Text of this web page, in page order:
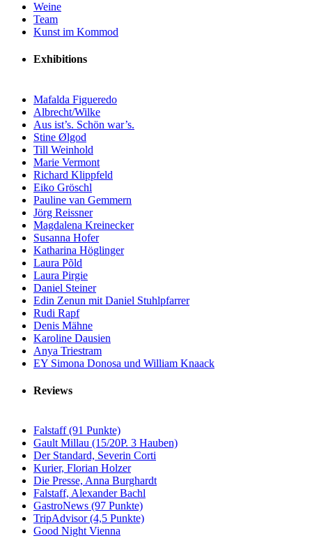
Weine
Team
Kunst im Kommod
Exhibitions
Mafalda Figueredo
Albrecht/Wilke
Aus ist’s. Schön war’s.
Stine Ølgod
Till Weinhold
Marie Vermont
Richard Klippfeld
Eiko Gröschl
Pauline van Gemmern
Jörg Reissner
Magdalena Kreinecker
Susanna Hofer
Katharina Höglinger
Laura Põld
Laura Pirgie
Daniel Steiner
Edin Zenun mit Daniel Stuhlpfarrer
Rudi Rapf
Denis Mähne
Karoline Dausien
Anya Triestram
EY Simona Donosa und William Knaack
Reviews
Falstaff (91 Punkte)
Gault Millau (15/20P. 3 Hauben)
Der Standard, Severin Corti
Kurier, Florian Holzer
Die Presse, Anna Burghardt
Falstaff, Alexander Bachl
GastroNews (97 Punkte)
TripAdvisor (4,5 Punkte)
Good Night Vienna